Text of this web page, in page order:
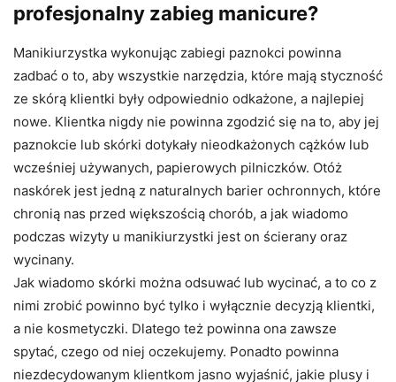
profesjonalny zabieg manicure?
Manikiurzystka wykonując zabiegi paznokci powinna
zadbać o to, aby wszystkie narzędzia, które mają styczność
ze skórą klientki były odpowiednio odkażone, a najlepiej
nowe. Klientka nigdy nie powinna zgodzić się na to, aby jej
paznokcie lub skórki dotykały nieodkażonych cążków lub
wcześniej używanych, papierowych pilniczków. Otóż
naskórek jest jedną z naturalnych barier ochronnych, które
chronią nas przed większością chorób, a jak wiadomo
podczas wizyty u manikiurzystki jest on ścierany oraz
wycinany.
Jak wiadomo skórki można odsuwać lub wycinać, a to co z
nimi zrobić powinno być tylko i wyłącznie decyzją klientki,
a nie kosmetyczki. Dlatego też powinna ona zawsze
spytać, czego od niej oczekujemy. Ponadto powinna
niezdecydowanym klientkom jasno wyjaśnić, jakie plusy i